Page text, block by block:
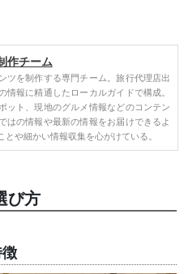
作チーム
ツを制作する専門チーム。旅行代理店出
情報に精通したローカルガイドで構成。
ット、現地のグルメ情報などのコンテン
はの情報や最新の情報をお届けできるよ
とや細かい情報収集を心がけている。
び方